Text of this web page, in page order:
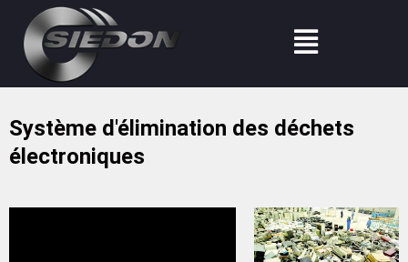
contenu
Menu
Système d'élimination des déchets
électroniques